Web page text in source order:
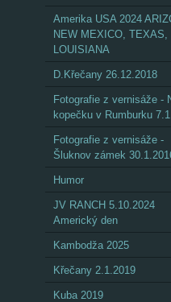
Amerika USA 2024
NEW MEXICO, TEXAS,
LOUISIANA
D.Křečany 26.12.2018
Fotografie z vernisáže -
kopečku v Rumburku
Fotografie z vernisáže -
Šluknov zámek
Humor
JV RANCH 5.10.2024
Americký den
Kambodža 2025
Křečany 2.1.2019
Kuba 2019